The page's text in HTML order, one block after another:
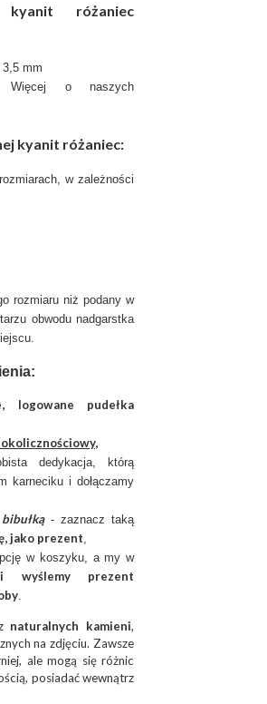
różaniec
mm
o naszych
kyanit różaniec:
w zależności
rozmiaru niż podany w
obwodu nadgarstka
logowane pudełka
,
dedykacja, którą
karneciku i dołączamy
- zaznacz taką
jako prezent
w koszyku, a my w
i wyślemy prezent
.
naturalnych kamieni,
na zdjęciu. Zawsze
ale mogą się różnic
posiadać wewnątrz